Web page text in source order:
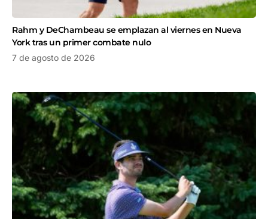
Rahm y DeChambeau se emplazan al viernes en Nueva
York tras un primer combate nulo
7 de agosto de 2026